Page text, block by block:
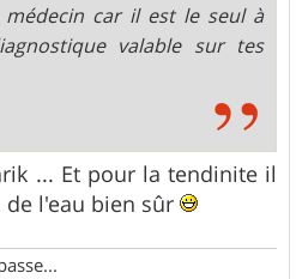
médecin car il est le seul à
valable sur tes
... Et pour la tendinite il
l'eau bien sûr